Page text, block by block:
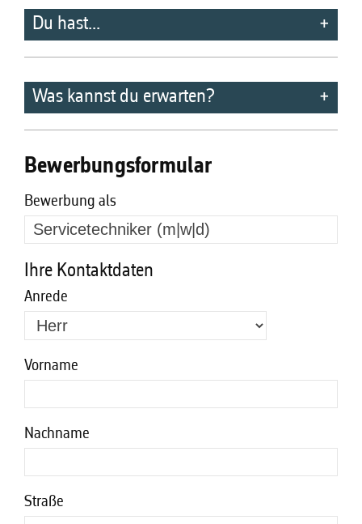
Du hast...
Was kannst du erwarten?
Bewerbungsformular
Bewerbung als
Ihre Kontaktdaten
Anrede
Vorname
Nachname
Straße